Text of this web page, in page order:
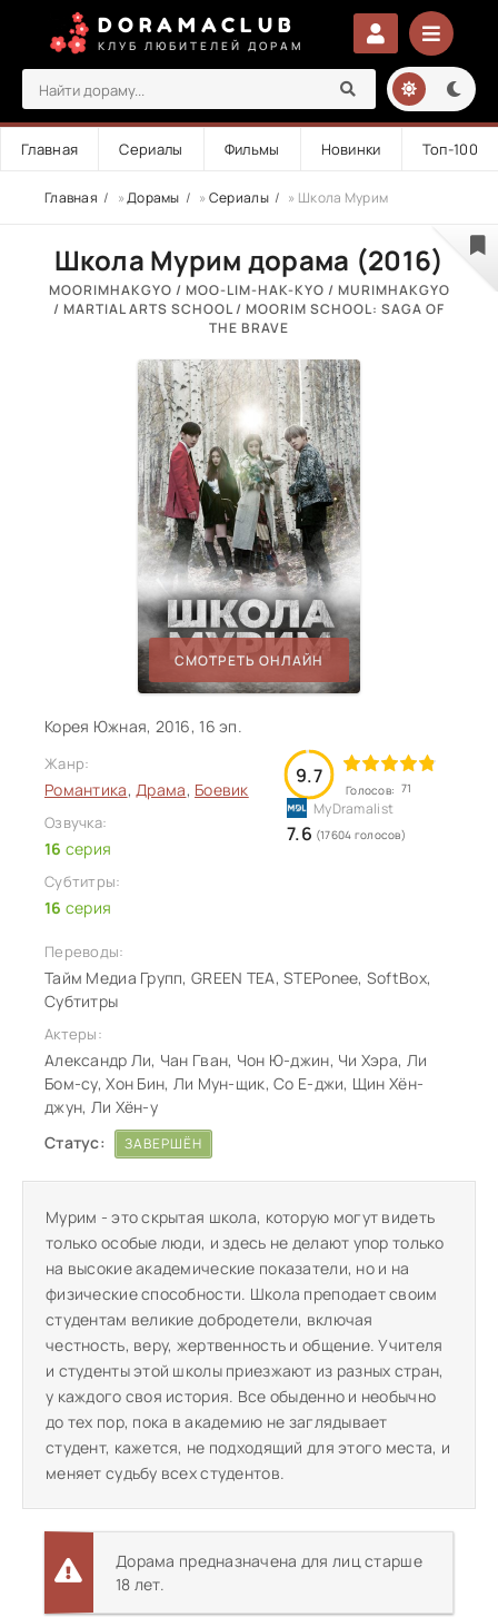
DORAMACLUB
КЛУБ ЛЮБИТЕЛЕЙ ДОРАМ
Главная Сериалы Фильмы Новинки Топ-100
Главная »Дорамы » Сериалы » Школа Мурим
Школа Мурим дорама (2016)
MOORIMHAKGYO / MOO-LIM-HAK-KYO / MURIMHAKGYO
/ MARTIAL ARTS SCHOOL / MOORIM SCHOOL: SAGA OF
THE BRAVE
СМОТРЕТЬ ОНЛАЙН
Корея Южная, 2016, 16 эп.
Жанр:
Романтика,Драма, Боевик
Озвучка:
16 серия
Субтитры:
16 серия
9.7
Голосов: 71
7.6 (17604 голосов)
Переводы:
Тайм Медиа Групп, GREEN TEA, STEPonee, SoftBox,
Субтитры
Актеры:
Александр Ли, Чан Гван, Чон Ю-джин, Чи Хэра, Ли
Бом-су, Хон Бин, Ли Мун-щик, Со Е-джи, Щин Хён-
джун, Ли Хён-у
Статус:
ЗАВЕРШЁН
Мурим - это скрытая школа, которую могут видеть
только особые люди, и здесь не делают упор только
на высокие академические показатели, но и на
физические способности. Школа преподает своим
студентам великие добродетели, включая
честность, веру, жертвенность и общение. Учителя
и студенты этой школы приезжают из разных стран,
у каждого своя история. Все обыденно и необычно
до тех пор, пока в академию не заглядывает
студент, кажется, не подходящий для этого места, и
меняет судьбу всех студентов.
Дорама предназначена для лиц старше
18 лет.